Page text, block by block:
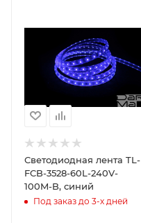
Светодиодная лента TL-
FCB-3528-60L-240V-
100M-B, синий
Под заказ до 3-х дней